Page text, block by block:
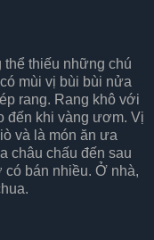
thể thiếu những chú
mùi vị bùi bùi nửa
rang. Rang khô với
đến khi vàng ươm. Vị
và là món ăn ưa
châu chấu đến sau
có bán nhiều. Ở nhà,